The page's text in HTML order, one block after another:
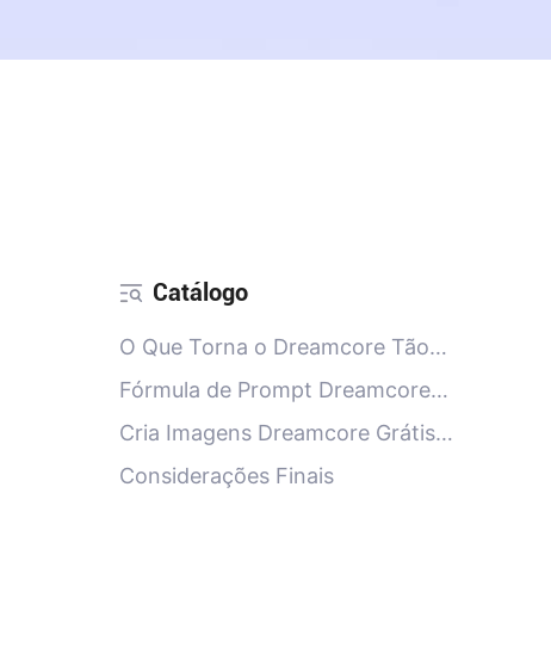
Catálogo
O Que Torna o Dreamcore Tão
Único?
Fórmula de Prompt Dreamcore
para GPT Image-2
Cria Imagens Dreamcore Grátis
com o PicMa Studio
Considerações Finais